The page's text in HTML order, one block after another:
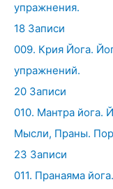
упражнения.
18 Записи
009. Крия Йога.
упражнений.
20 Записи
010. Мантра йога.
Мысли, Праны.
23 Записи
011. Пранаяма